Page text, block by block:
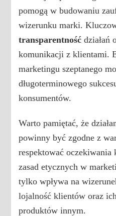
pomogą w budowaniu
wizerunku marki.
transparentność działań
komunikacji z klientami.
marketingu szeptanego
długoterminowego
konsumentów.
Warto pamiętać, że
powinny być zgodne z
respektować oczekiwania
zasad etycznych w
tylko wpływa na
lojalność klientów oraz
produktów innym.